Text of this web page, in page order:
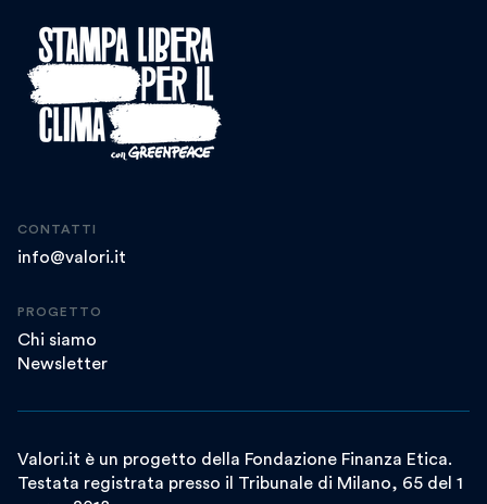
CONTATTI
info@valori.it
PROGETTO
Chi siamo
Newsletter
Valori.it è un progetto della Fondazione Finanza Etica.
Testata registrata presso il Tribunale di Milano, 65 del 1